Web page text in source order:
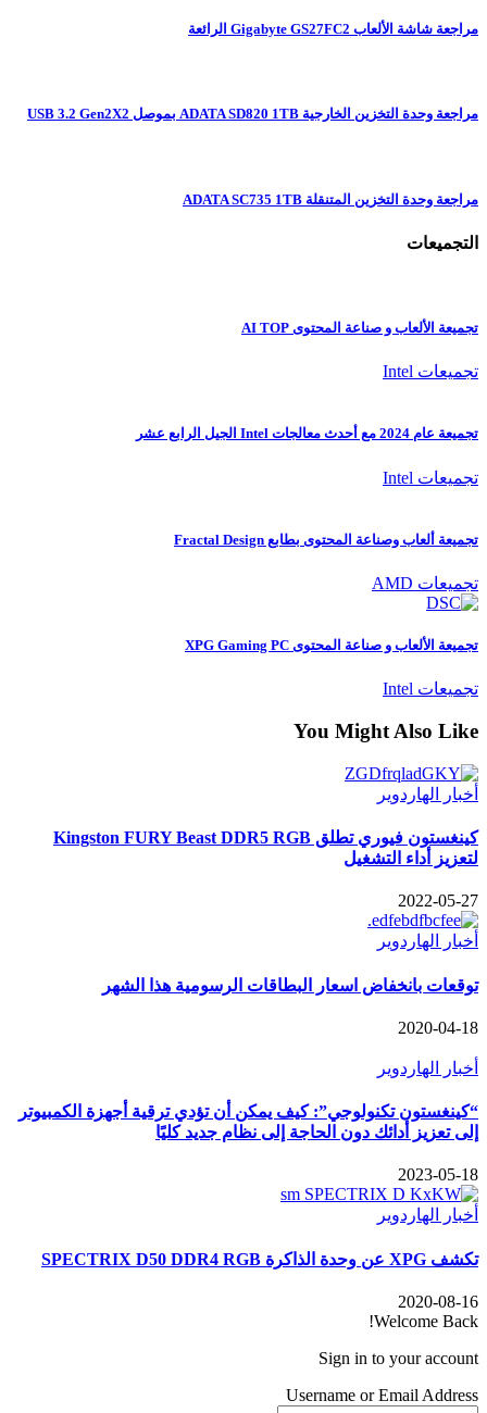
مراجعة شاشة الألعاب Gigabyte GS27FC2 الرائعة
مراجعة وحدة التخزين الخارجية ADATA SD820 1TB بموصل USB 3.2 Gen2X2
مراجعة وحدة التخزين المتنقلة ADATA SC735 1TB
التجميعات
تجميعة الألعاب و صناعة المحتوى AI TOP
تجميعات Intel
تجميعة عام 2024 مع أحدث معالجات Intel الجيل الرابع عشر
تجميعات Intel
تجميعة ألعاب وصناعة المحتوى بطابع Fractal Design
تجميعات AMD
تجميعة الألعاب و صناعة المحتوى XPG Gaming PC
تجميعات Intel
You Might Also Like
أخبار الهاردوير
كينغستون فيوري تطلق Kingston FURY Beast DDR5 RGB
لتعزيز أداء التشغيل
2022-05-27
أخبار الهاردوير
توقعات بانخفاض اسعار البطاقات الرسومية هذا الشهر
2020-04-18
أخبار الهاردوير
“كينغستون تكنولوجي”: كيف يمكن أن تؤدي ترقية أجهزة الكمبيوتر
إلى تعزيز أدائك دون الحاجة إلى نظام جديد كليًا
2023-05-18
أخبار الهاردوير
تكشف XPG عن وحدة الذاكرة SPECTRIX D50 DDR4 RGB
2020-08-16
Welcome Back!
Sign in to your account
Username or Email Address